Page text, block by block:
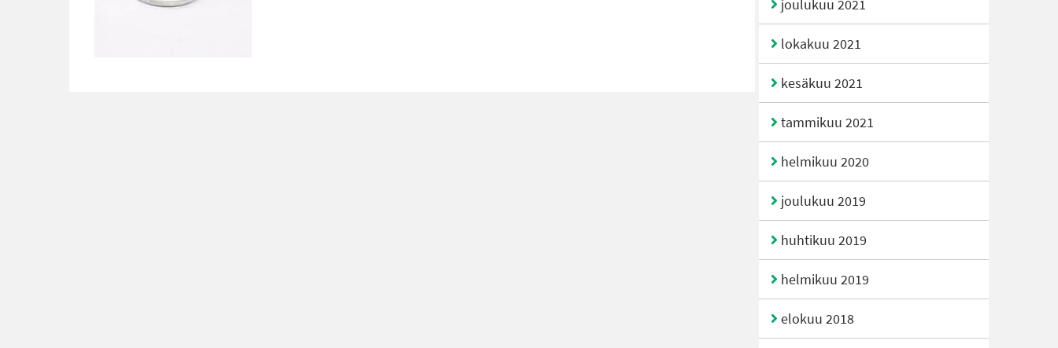
joulukuu 2021
lokakuu 2021
kesäkuu 2021
tammikuu 2021
helmikuu 2020
joulukuu 2019
huhtikuu 2019
helmikuu 2019
elokuu 2018